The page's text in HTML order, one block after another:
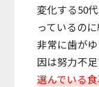
変化する50
っているの
非常に歯が
因は努力不足
選んでいる